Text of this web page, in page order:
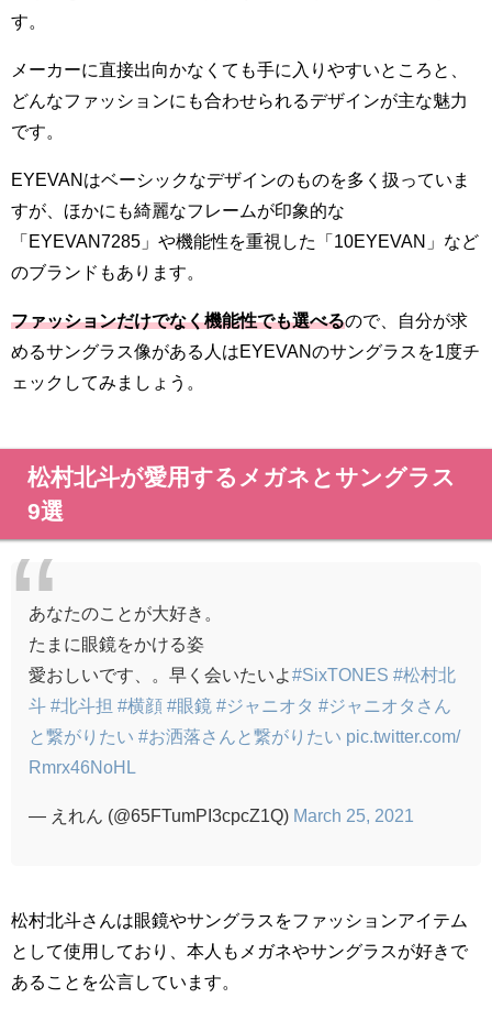
す。
メーカーに直接出向かなくても手に入りやすいところと、
どんなファッションにも合わせられるデザインが主な魅力
です。
EYEVANはベーシックなデザインのものを多く扱っていま
すが、ほかにも綺麗なフレームが印象的な
「EYEVAN7285」や機能性を重視した「10EYEVAN」など
のブランドもあります。
ファッションだけでなく機能性でも選べるので、自分が求
めるサングラス像がある人はEYEVANのサングラスを1度チ
ェックしてみましょう。
松村北斗が愛用するメガネとサングラス
9選
あなたのことが大好き。
たまに眼鏡をかける姿
愛おしいです、。早く会いたいよ#SixTONES #松村北
斗 #北斗担 #横顔 #眼鏡 #ジャニオタ #ジャニオタさん
と繋がりたい #お洒落さんと繋がりたい pic.twitter.com/
Rmrx46NoHL
— えれん (@65FTumPI3cpcZ1Q) March 25, 2021
松村北斗さんは眼鏡やサングラスをファッションアイテム
として使用しており、本人もメガネやサングラスが好きで
あることを公言しています。